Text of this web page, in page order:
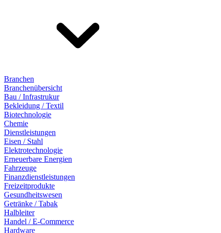
Branchen
Branchenübersicht
Bau / Infrastrukur
Bekleidung / Textil
Biotechnologie
Chemie
Dienstleistungen
Eisen / Stahl
Elektrotechnologie
Erneuerbare Energien
Fahrzeuge
Finanzdienstleistungen
Freizeitprodukte
Gesundheitswesen
Getränke / Tabak
Halbleiter
Handel / E-Commerce
Hardware